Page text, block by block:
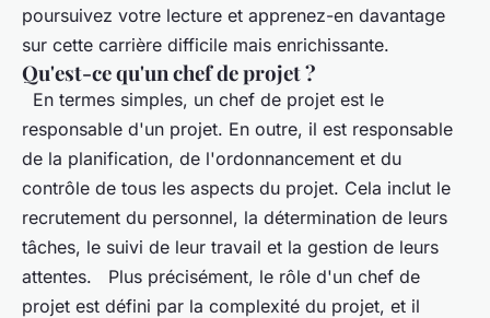
poursuivez votre lecture et apprenez-en davantage
sur cette carrière difficile mais enrichissante.
Qu'est-ce qu'un chef de projet ?
En termes simples, un chef de projet est le
responsable d'un projet. En outre, il est responsable
de la planification, de l'ordonnancement et du
contrôle de tous les aspects du projet. Cela inclut le
recrutement du personnel, la détermination de leurs
tâches, le suivi de leur travail et la gestion de leurs
attentes. Plus précisément, le rôle d'un chef de
projet est défini par la complexité du projet, et il